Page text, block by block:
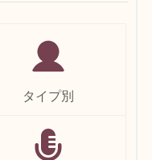
タイプ別